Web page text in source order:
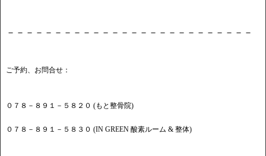
－－－－－－－－－－－－－－－－－－－－－－－－－－
ご予約、お問合せ：
０７８－８９１－５８２０ (もと整骨院)
０７８－８９１－５８３０ (IN GREEN 酸素ルーム & 整体)